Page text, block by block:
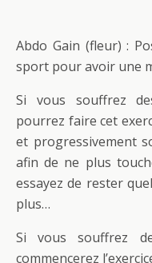
Abdo Gain (fleur) :
sport pour avoir une
Si vous souffrez
pourrez faire cet
et progressivement
afin de ne plus
essayez de rester
plus…
Si vous souffrez
commencerez